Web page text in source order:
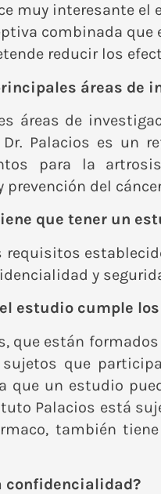
muy interesante el
combinada que
reducir los
áreas de
áreas de
Palacios es un
para la
prevención del
que tener un
requisitos
y
estudio cumple
que están
que
que un estudio
Palacios está
también
confidencialidad?